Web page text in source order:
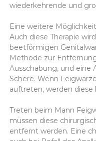
wiederkehrende und
Eine weitere
Auch diese Therapie
beetförmigen
Methode zur
Ausschabung, und eine
Schere. Wenn
auftreten, werden
Treten beim Mann
müssen diese
entfernt werden. Eine